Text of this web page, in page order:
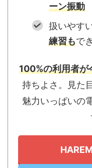
ーン振動
扱いやす
練習もで
100%の利用者が
持ちよさ。見た
魅力いっぱいの